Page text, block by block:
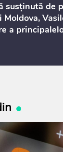
susținută de
a